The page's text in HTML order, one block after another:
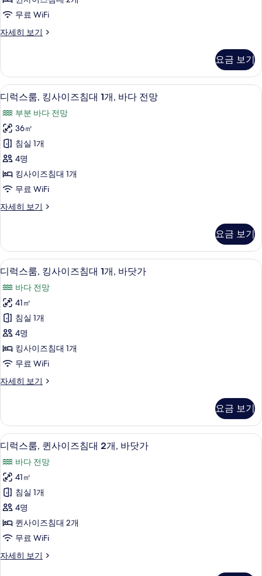
다
전
진
모
두
보
기
인
지
바
망
자
세
히
보
이
즈
침
2
개,
바
다
전
망
사
진
모
두
무료 WiFi
자세히 보기
디
퀸
사
이
즈
침
대
개,
바
다
전
망
세
기
요금 보기
디
럭
스
룸,
킹
사
이
즈
침
1
개,
바
다
전
망
사
진
모
두
1 개의 침실, 객실 내 금고, 책상, 다리
6
디럭스룸, 킹사이즈침대 1개, 바다 전망
부분 바다 전망
36㎡
침실 1개
4명
킹사이즈침대 1개
무료 WiFi
자세히 보기
디
킹
사
이
즈
침
대
개,
바
다
전
망
세
기
요금 보기
디
럭
스
룸,
킹
사
이
즈
침
1
개,
바
닷
가
사
진
모
두
보
1 개의 침실, 객실 내 금고, 책상, 다리
8
디럭스룸, 킹사이즈침대 1개, 바닷가
바다 전망
41㎡
침실 1개
4명
킹사이즈침대 1개
무료 WiFi
자세히 보기
디
킹
사
이
즈
침
대
개,
바
닷
가
자
히
요금 보기
디
럭
스
룸,
퀸
사
이
즈
침
1 개의 침실, 객실 내 금고, 책상, 다리
8
디럭스룸, 퀸사이즈침대 2개, 바닷가
바다 전망
41㎡
침실 1개
4명
퀸사이즈침대 2개
무료 WiFi
자세히 보기
디